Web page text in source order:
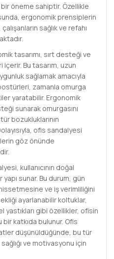
bir öneme sahiptir. Özellikle
ergonomik prensiplerin
sağlık ve refahı
tasarımı, sırt desteği ve
Bu tasarım, uzun
sağlamak amacıyla
zamanla omurga
yaratabilir. Ergonomik
sunarak omurgasını
bozukluklarının
ofis sandalyesi
göz önünde
kullanıcının doğal
sunar. Bu durum, gün
ve iş verimliliğini
ayarlanabilir koltuklar,
gibi özellikler, ofisin
katkıda bulunur. Ofis
düşünüldüğünde, bu tür
ve motivasyonu için